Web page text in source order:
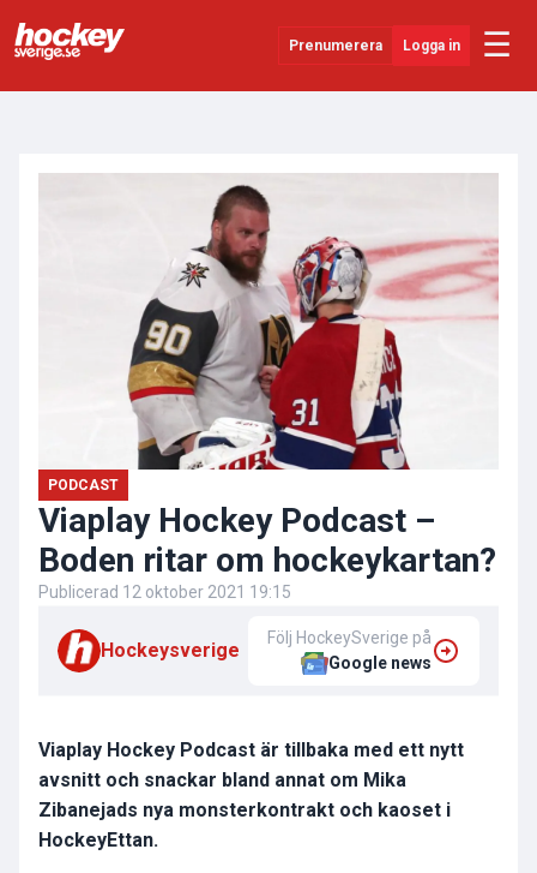
Prenumerera Logga in ☰
PODCAST
Viaplay Hockey Podcast –
Boden ritar om hockeykartan?
Publicerad 12 oktober 2021 19:15
Hockeysverige
Följ HockeySverige på
Google news
Viaplay Hockey Podcast är tillbaka med ett nytt
avsnitt och snackar bland annat om Mika
Zibanejads nya monsterkontrakt och kaoset i
HockeyEttan.